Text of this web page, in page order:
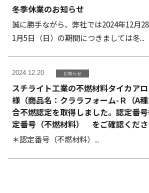
冬季休業のお知らせ
誠に勝手ながら、弊社では2024年12月
1月5日（日）の期間につきましては冬...
2024.12.20 お知らせ
スチライト工業の不燃材料タイカア
様（商品名：クララフォーム-Ｒ（A
合不燃認定を取得しました。認定番
定番号（不燃材料） をご確認くださ
＊認定番号（不燃材料）...